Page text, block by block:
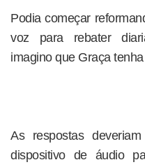
Podia começar
voz para rebater
imagino que Graça
As respostas
dispositivo de áudio